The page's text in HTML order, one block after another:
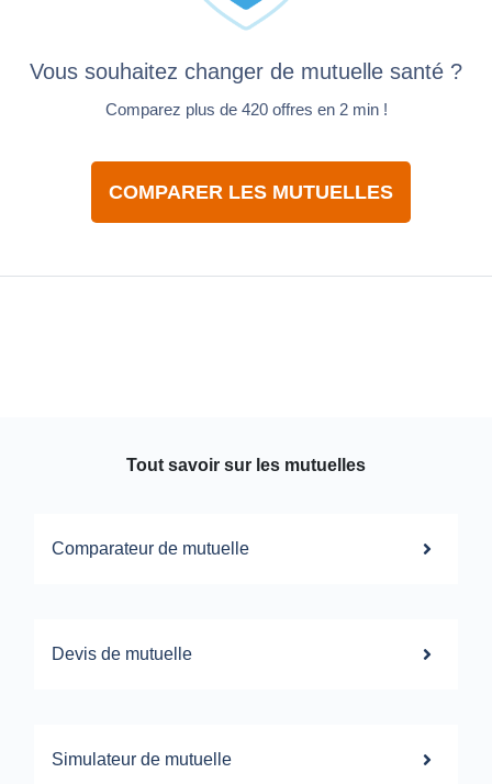
Vous souhaitez changer de mutuelle santé ?
Comparez plus de 420 offres en 2 min !
COMPARER LES MUTUELLES
Tout savoir sur les mutuelles
Comparateur de mutuelle
Devis de mutuelle
Simulateur de mutuelle